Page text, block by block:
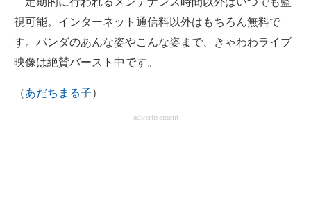
視可能。インターネット通信料以外はもちろん無料で
す。パンダのあんな姿やこんな姿まで、きゃわわライブ
映像は絶賛バースト中です。
（あだちまる子）
advertisement